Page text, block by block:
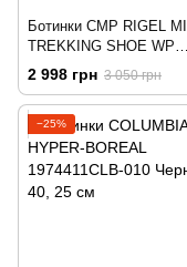
Ботинки CMP RIGEL
TREKKING SHOE WP
3Q12947-72YF Черный
2 998 грн 3 050 грн
−25%